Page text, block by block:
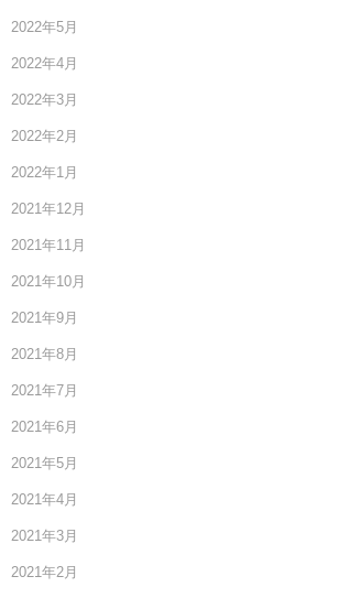
2022年5月
2022年4月
2022年3月
2022年2月
2022年1月
2021年12月
2021年11月
2021年10月
2021年9月
2021年8月
2021年7月
2021年6月
2021年5月
2021年4月
2021年3月
2021年2月